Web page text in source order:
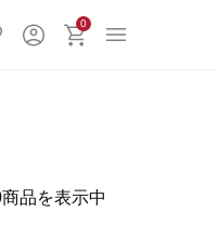
0
品を表示中